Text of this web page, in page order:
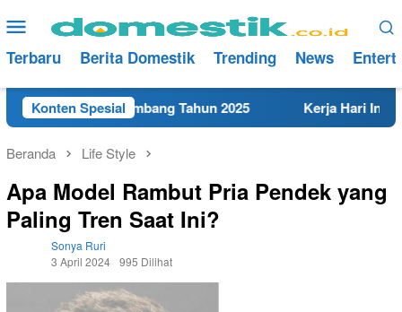
ke
konten
Menu
Mobile
Terbaru Berita Domestik Trending News
Konten Spesial
di Rembang Tahun 2025 Kerja Hari Ini
Beranda Life Style
Apa Model Rambut Pria Pendek yang
Paling Tren Saat Ini?
Sonya Ruri
3 April 2024 995 Dilihat